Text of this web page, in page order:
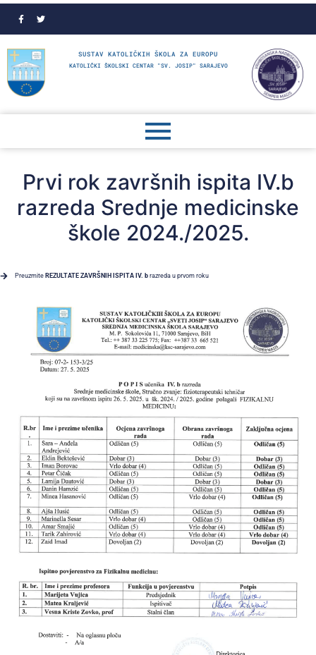
SUSTAV KATOLIČKIH ŠKOLA ZA EUROPU
KATOLIČKI ŠKOLSKI CENTAR "SV. JOSIP" SARAJEVO
Prvi rok završnih ispita IV.b
razreda Srednje medicinske
škole 2024./2025.
Preuzmite REZULTATE ZAVRŠNIH ISPITA IV. b razreda u prvom roku